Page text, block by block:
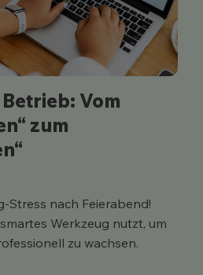
Vom
zum
Stress nach Feierabend!
Werkzeug nutzt, um
zu wachsen.